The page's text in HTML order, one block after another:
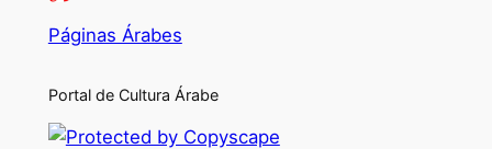
Páginas Árabes
Portal de Cultura Árabe